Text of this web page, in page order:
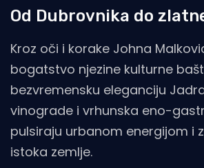
Od Dubrovnika do
Kroz oči i korake Johna
bogatstvo njezine kulturne
bezvremensku eleganciju
vinograde i vrhunska eno-
pulsiraju urbanom energijom i
istoka zemlje.